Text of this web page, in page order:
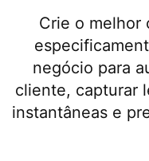
Crie o melhor
negócio para
cliente, capturar
instantâneas e